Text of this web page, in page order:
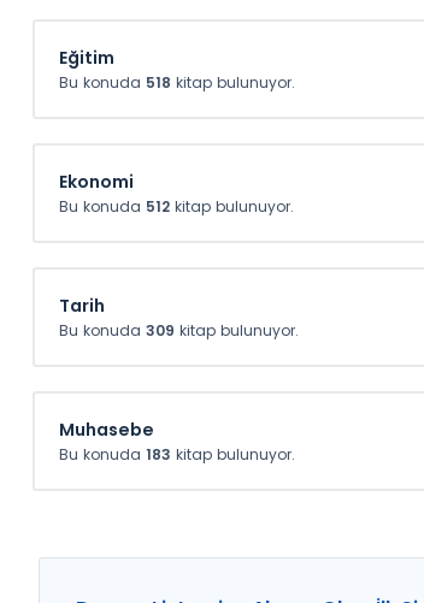
kullanabileceğiniz
Eğitim
Bu konuda 518 kitap bulunuyor.
Ekonomi
Bu konuda 512kitap bulunuyor.
Tarih
Bu konuda 309 kitap bulunuyor.
Muhasebe
Bu konuda 183 kitap bulunuyor.